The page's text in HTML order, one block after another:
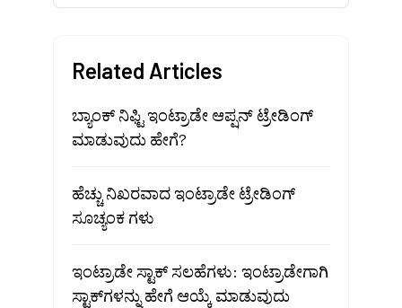
Related Articles
ಬ್ಯಾಂಕ್ ನಿಫ್ಟಿ ಇಂಟ್ರಾಡೇ ಆಪ್ಷನ್ ಟ್ರೇಡಿಂಗ್
ಮಾಡುವುದು ಹೇಗೆ?
ಹೆಚ್ಚು ನಿಖರವಾದ ಇಂಟ್ರಾಡೇ ಟ್ರೇಡಿಂಗ್
ಸೂಚ್ಯಂಕ ಗಳು
ಇಂಟ್ರಾಡೇ ಸ್ಟಾಕ್ ಸಲಹೆಗಳು: ಇಂಟ್ರಾಡೇಗಾಗಿ
ಸ್ಟಾಕ್‌ಗಳನ್ನು ಹೇಗೆ ಆಯ್ಕೆ ಮಾಡುವುದು